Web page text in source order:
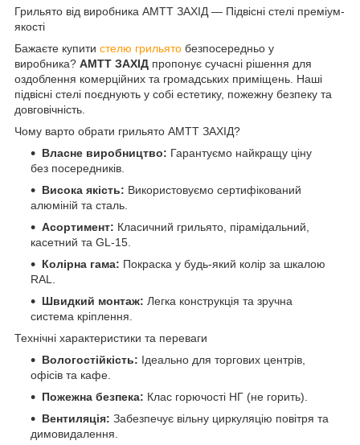
Грильято від виробника АМТТ ЗАХІД — Підвісні стелі преміум-
якості
Бажаєте купити стелю грильято безпосередньо у
виробника? АМТТ ЗАХІД пропонує сучасні рішення для
оздоблення комерційних та громадських приміщень. Наші
підвісні стелі поєднують у собі естетику, пожежну безпеку та
довговічність.
Чому варто обрати грильято АМТТ ЗАХІД?
Власне виробництво: Гарантуємо найкращу ціну
без посередників.
Висока якість: Використовуємо сертифікований
алюміній та сталь.
Асортимент: Класичний грильято, пірамідальний,
касетний та GL-15.
Колірна гама: Покраска у будь-який колір за шкалою
RAL.
Швидкий монтаж: Легка конструкція та зручна
система кріплення.
Технічні характеристики та переваги
Вологостійкість: Ідеально для торгових центрів,
офісів та кафе.
Пожежна безпека: Клас горючості НГ (не горить).
Вентиляція: Забезпечує вільну циркуляцію повітря та
димовидалення.